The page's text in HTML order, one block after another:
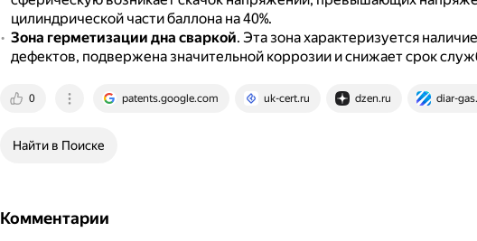
цилиндрической части баллона на 40%.
Зона герметизации дна сваркой. Эта зона характеризуется
дефектов, подвержена значительной коррозии и снижает срок
0 patents.google.com uk-cert.ru dzen.ru diar-
Найти в Поиске
Комментарии